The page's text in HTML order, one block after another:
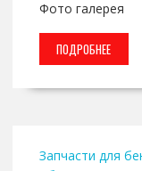
Фото галерея
ПОДРОБНЕЕ
Запчасти для